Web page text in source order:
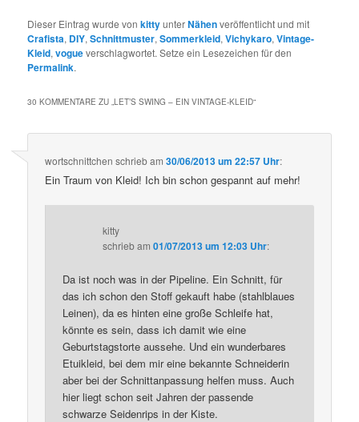
Dieser Eintrag wurde vonkittyunterNähenveröffentlicht und mit
Crafista, DIY,Schnittmuster,Sommerkleid,Vichykaro,Vintage-
Kleid,vogueverschlagwortet. Setze ein Lesezeichen für den
Permalink.
30 KOMMENTARE ZU „LET’S SWING – EIN VINTAGE-KLEID“
wortschnittchen schriebam30/06/2013 um 22:57 Uhr:
Ein Traum von Kleid! Ich bin schon gespannt auf mehr!
kitty
schriebam01/07/2013 um 12:03 Uhr:
Da ist noch was in der Pipeline. Ein Schnitt, für
das ich schon den Stoff gekauft habe (stahlblaues
Leinen), da es hinten eine große Schleife hat,
könnte es sein, dass ich damit wie eine
Geburtstagstorte aussehe. Und ein wunderbares
Etuikleid, bei dem mir eine bekannte Schneiderin
aber bei der Schnittanpassung helfen muss. Auch
hier liegt schon seit Jahren der passende
schwarze Seidenrips in der Kiste.